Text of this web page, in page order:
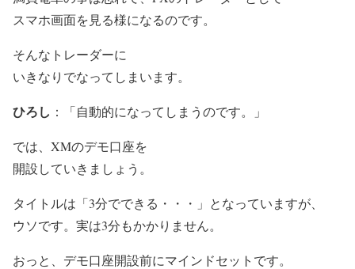
スマホ画面を見る様になるのです。
そんなトレーダーに
いきなりでなってしまいます。
ひろし ：「自動的になってしまうのです。」
では、XMのデモ口座を
開設していきましょう。
タイトルは「3分でできる・・・」となっていますが、
ウソです。実は3分もかかりません。
おっと、デモ口座開設前にマインドセットです。